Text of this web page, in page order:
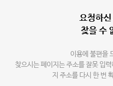
요청하
찾을 수
이용에 불편을
찾으시는 페이지는 주소를 잘못 입
지 주소를 다시 한 번